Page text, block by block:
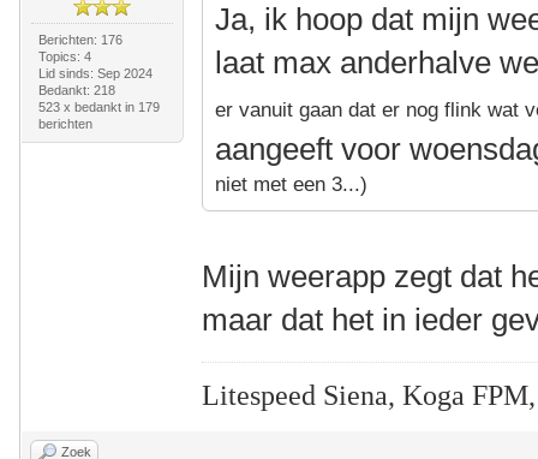
Berichten: 176
Topics: 4
Lid sinds: Sep 2024
Bedankt: 218
523 x bedankt in 179
berichten
Ja, ik hoop dat mijn
laat max anderhalve
er vanuit gaan dat er nog flink wat
aangeeft voor
niet met een 3...)
Mijn weerapp zegt dat
maar dat het in ieder
Litespeed Siena, Koga
Zoek